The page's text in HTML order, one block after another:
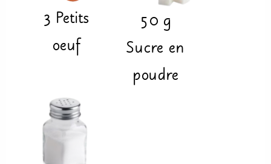
3 Petits
oeuf
50 g
Sucre en
poudre